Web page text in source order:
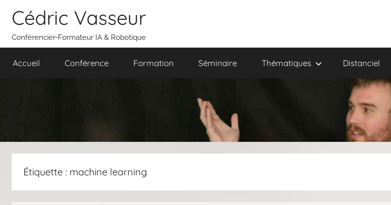
contenu
Cédric Vasseur
Conférencier-Formateur IA & Robotique
Accueil Conférence Formation Séminaire Thématiques Distanciel
Étiquette : machine learning